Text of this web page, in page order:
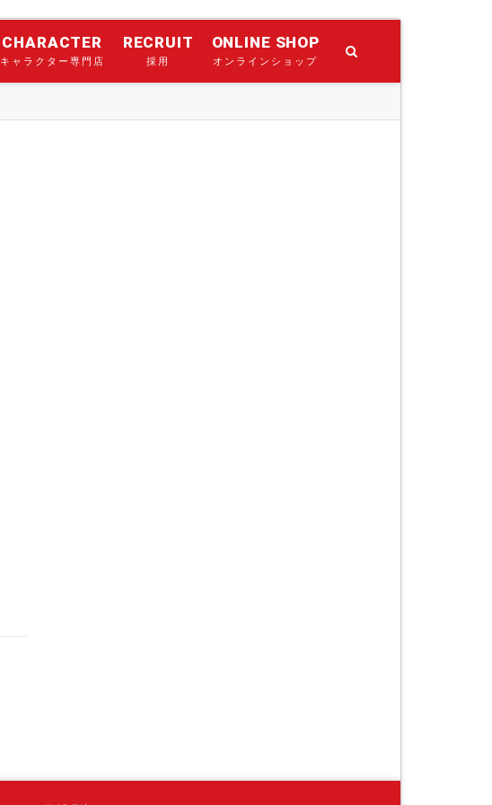
CHARACTER
キャラクター専門店
RECRUIT
採用
ONLINE SHOP
オンラインショップ